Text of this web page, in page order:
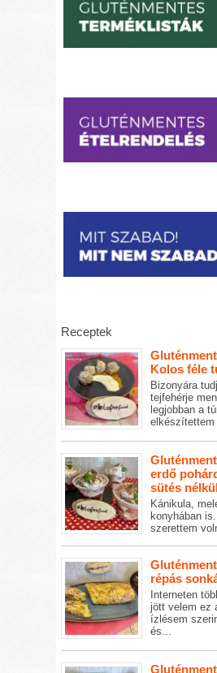
Receptek
Kolos féle
Bizonyára
tejfehérje
legjobban a
elkészítettem
erdő
sütés
Kánikula,
konyhában
szerettem
répás
Interneten
jött velem ez
ízlésem
és...